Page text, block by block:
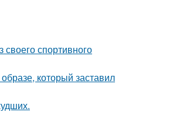
спортивного
который заставил